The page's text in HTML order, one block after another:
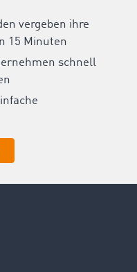
vergeben ihre
15 Minuten
schnell